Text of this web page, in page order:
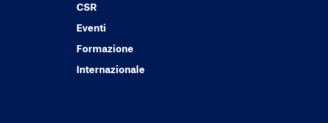
CSR
Eventi
Formazione
Internazionale